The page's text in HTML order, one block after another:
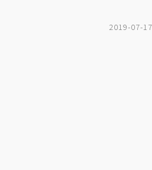
2019-07-17